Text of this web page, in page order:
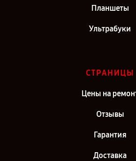
Планшеты
Ультрабуки
СТРАНИЦЫ
Цены на
Отзывы
Гарантия
Доставка